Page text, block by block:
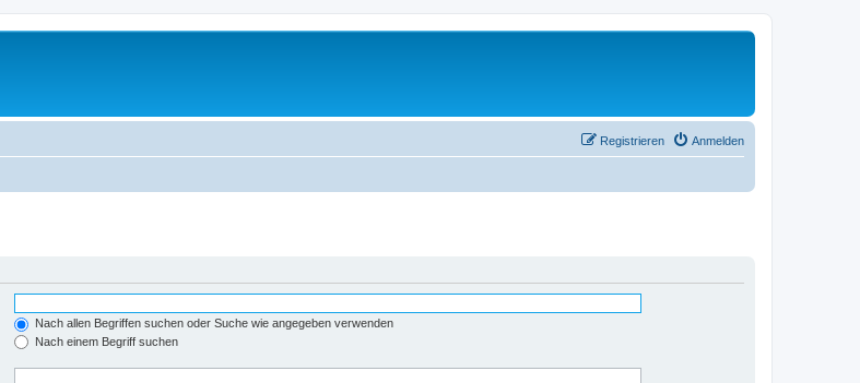
Anmelden
Registrieren
Nach allen Begriffen suchen oder Suche wie angegeben verwenden
Nach einem Begriff suchen